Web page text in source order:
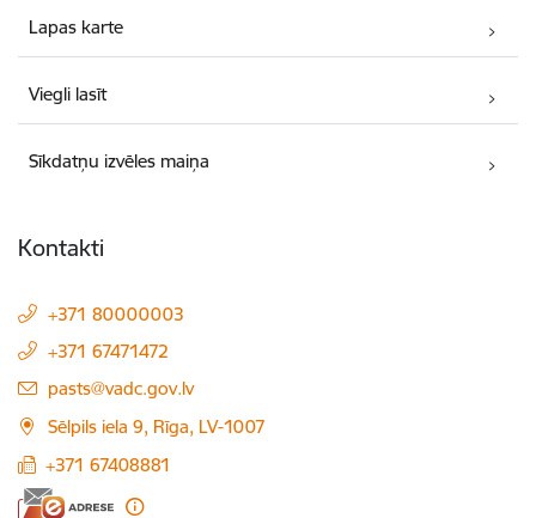
Lapas karte
Viegli lasīt
Sīkdatņu izvēles maiņa
Kontakti
+371 80000003
+371 67471472
E-pasts:
pasts@vadc.gov.lv
Sēlpils iela 9, Rīga, LV-1007
+371 67408881